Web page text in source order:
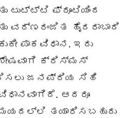
ಟುಟ್ಟ್ಟಿ ಫ್ರೂಟಿಯಿಂದ
ವರ್ಣರಂಜಿತ ಹೈದರಾಬಾದಿ
ಪಾಕವಿಧಾನ. ಇದು
ಕ್ರಿಸ್ಮಸ್
ಜನಪ್ರಿಯ ಸಿಹಿ
ಆದರೂ
ತಯಾರಿಸಬಹುದು